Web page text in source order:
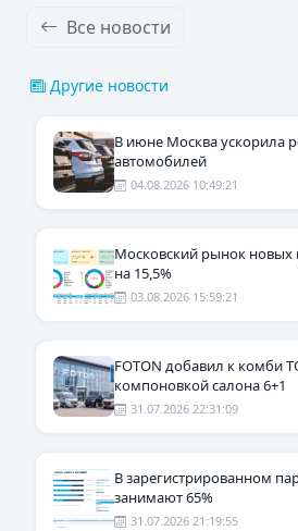
Все новости
Другие новости
В июне Москва ускорила
автомобилей
04.08.2026 10:49:21
Московский рынок новых
на 15,5%
03.08.2026 15:59:21
FOTON добавил к комби
компоновкой салона 6+1
31.07.2026 22:31:09
В зарегистрированном
занимают 65%
31.07.2026 21:19:55